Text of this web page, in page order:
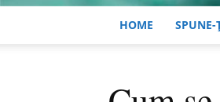
HOME SPUNE-